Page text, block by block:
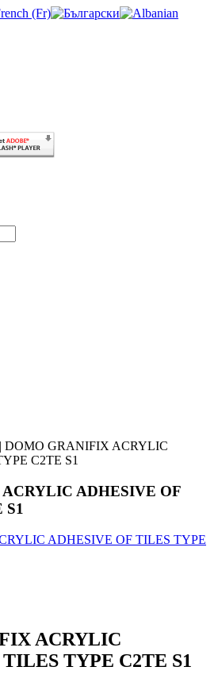
| DOMO GRANIFIX ACRYLIC
C2TE S1
ADHESIVE OF
ACRYLIC
TYPE C2TE S1